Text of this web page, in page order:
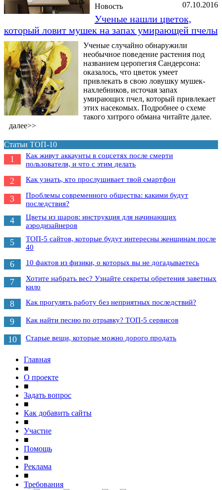
07.10.2016
Новость
Ученые нашли цветок,
который ловит мушек на запах умирающей пчелы
Ученые случайно обнаружили
необычное поведение растения под
названием церопегия Сандерсона:
оказалось, что цветок умеет
привлекать в свою ловушку мушек-
нахлебников, источая запах
умирающих пчел, который привлекает
этих насекомых. Подробнее о схеме
такого хитрого обмана читайте далее.
далее>>
Статьи ТОП-10
1
Как живут аккаунты в соцсетях после смерти
пользователя, и что с этим делать
2 Как узнать, кто прослушивает твой смартфон
3
Проблемы современного общества: какими будут
последствия?
4
Цветы из шаров: инструкция для начинающих
аэродизайнеров
5
ТОП-5 сайтов, которые будут интересны женщинам после
40
6 10 фактов из физики, о которых вы не догадываетесь
7
Хотите набрать вес? Узнайте секреты обретения заветных
кило
8 Как прогулять работу без неприятных последствий?
9 Как найти песню по отрывку? ТОП-5 сервисов
10 Старые вещи, которые можно дорого продать
Главная
■
О проекте
■
Задать вопрос
■
Как добавить сайты
■
Участие
■
Помощь
■
Реклама
■
Требования